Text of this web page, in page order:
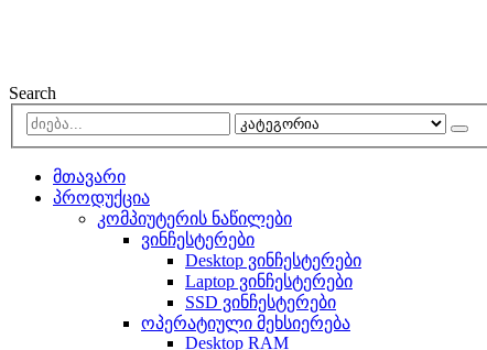
Search
მთავარი
პროდუქცია
კომპიუტერის ნაწილები
ვინჩესტერები
Desktop ვინჩესტერები
Laptop ვინჩესტერები
SSD ვინჩესტერები
ოპერატიული მეხსიერება
Desktop RAM